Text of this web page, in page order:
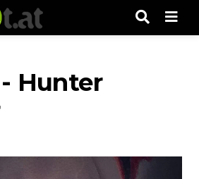
Hunter